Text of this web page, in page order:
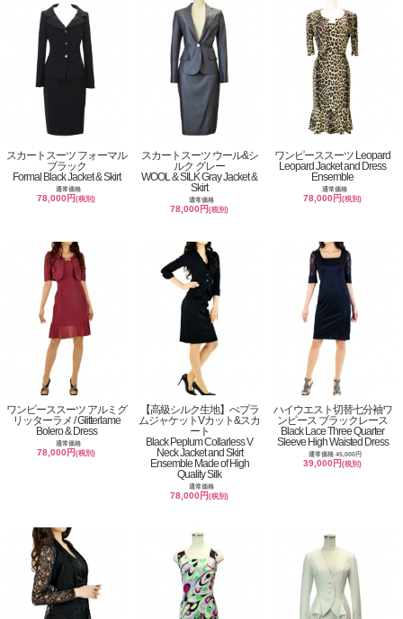
スカートスーツ フォーマル
ブラック
Formal Black Jacket & Skirt
通常価格
78,000円(税別)
スカートスーツ ウール&シ
ルク グレー
WOOL & SILK Gray Jacket &
Skirt
通常価格
78,000円(税別)
ワンピーススーツ Leopard
Leopard Jacket and Dress
Ensemble
通常価格
78,000円(税別)
ワンピーススーツ アルミグ
リッターラメ / Glitterlame
Bolero & Dress
通常価格
78,000円(税別)
【高級シルク生地】ぺプラ
ムジャケットVカット&スカ
ート
Black Peplum Collarless V
Neck Jacket and Skirt
Ensemble Made of High
Quality Silk
通常価格
78,000円(税別)
ハイウエスト切替七分袖ワ
ンピース ブラックレース
Black Lace Three Quarter
Sleeve High Waisted Dress
通常価格 45,000円
39,000円(税別)